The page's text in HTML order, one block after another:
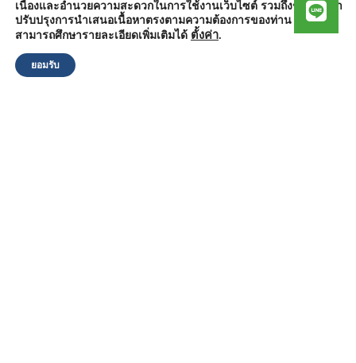
สำนักงานองค์การบริหารส่วนตำบลวัดตูม
หมู่ที่ 5 ตำบลวัดตูม อำเภอพระนครศรีอยุธยา จังหวัดพระนครศรีอยุธยา
13000
เนื่องและอำนวยความสะดวกในการใช้งานเว็บไซต์ รวมถึงช่วยให้เรา
ปรับปรุงการนำเสนอเนื้อหาตรงตามความต้องการของท่าน โดย
สามารถศึกษารายละเอียดเพิ่มเติมได้ ตั้งค่า.
ยอมรับ